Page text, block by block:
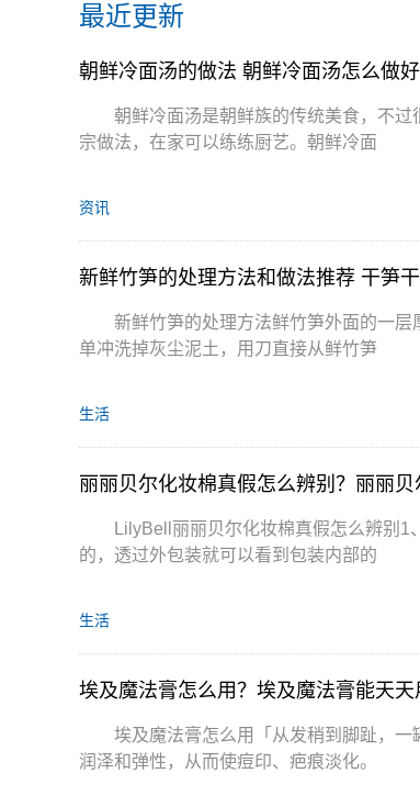
最近更新
朝鲜冷面汤的做法 朝鲜冷面汤怎么做好
朝鲜冷面汤是朝鲜族的传统美食，不
宗做法，在家可以练练厨艺。朝鲜冷面
资讯
新鲜竹笋的处理方法和做法推荐 干笋干
新鲜竹笋的处理方法鲜竹笋外面的一
单冲洗掉灰尘泥土，用刀直接从鲜竹笋
生活
丽丽贝尔化妆棉真假怎么辨别？丽丽贝
LilyBell丽丽贝尔化妆棉真假怎么辨别1
的，透过外包装就可以看到包装内部的
生活
埃及魔法膏怎么用？埃及魔法膏能天天
埃及魔法膏怎么用「从发稍到脚趾，
润泽和弹性，从而使痘印、疤痕淡化。